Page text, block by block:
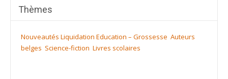
Thèmes
Nouveautés Liquidation Education – Grossesse Auteurs
belges Science-fiction Livres scolaires